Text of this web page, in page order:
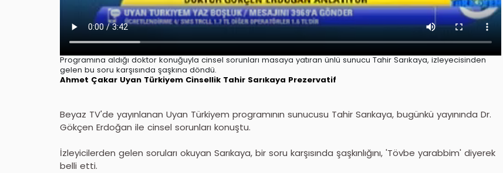
Programına aldığı doktor konuğuyla cinsel sorunları masaya yatıran ünlü sunucu Tahir Sarıkaya, izleyecisinden
gelen bu soru karşısında şaşkına döndü.
Ahmet Çakar Uyan Türkiyem Cinsellik Tahir Sarıkaya Prezervatif
Beyaz TV'de yayınlanan Uyan Türkiyem programının sunucusu Tahir Sarıkaya, bugünkü yayınında Dr.
Gökçen Erdoğan ile cinsel sorunları konuştu.
İzleyicilerden gelen soruları okuyan Sarıkaya, bir soru karşısında şaşkınlığını, 'Tövbe yarabbim' diyerek
belli etti.